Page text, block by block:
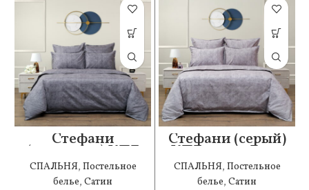
Стефани
(антрацит) КПБ
сатин Евро
СПАЛЬНЯ, Постельное
белье, Сатин
Стефани (серый)
КПБ сатин Евро
СПАЛЬНЯ, Постельное
белье, Сатин